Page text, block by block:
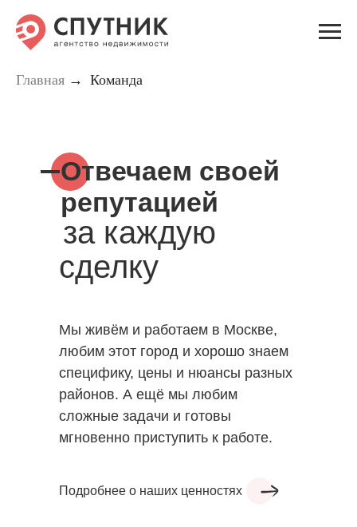
Главная → Команда
Отвечаем своей
репутацией
Мы живём и работаем в Москве,
любим этот город и хорошо знаем
специфику, цены и нюансы разных
районов. А ещё мы любим
сложные задачи и готовы
мгновенно приступить к работе.
за каждую
Подробнее о наших ценностях
сделку